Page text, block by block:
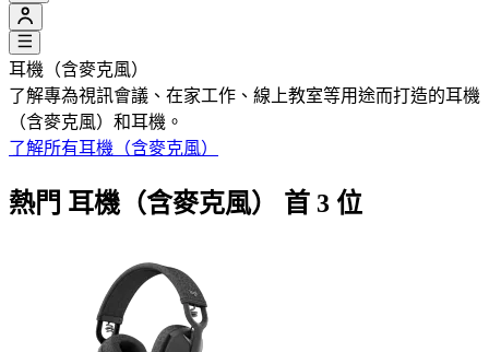
耳機（含麥克風）
了解專為視訊會議、在家工作、線上教室等用途而打造的耳機
（含麥克風）和耳機。
了解所有耳機（含麥克風）
熱門 耳機（含麥克風） 首 3 位